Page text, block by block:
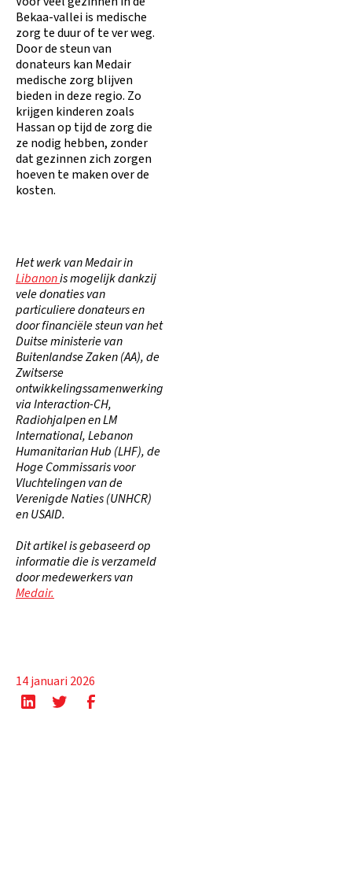
Bekaa-vallei is medische
zorg te duur of te ver weg.
Door de steun van
donateurs kan Medair
medische zorg blijven
bieden in deze regio. Zo
krijgen kinderen zoals
Hassan op tijd de zorg die
ze nodig hebben, zonder
dat gezinnen zich zorgen
hoeven te maken over de
kosten.
Het werk van Medair in
Libanonis mogelijk dankzij
vele donaties van
particuliere donateurs en
door financiële steun van het
Duitse ministerie van
Buitenlandse Zaken (AA), de
Zwitserse
ontwikkelingssamenwerking
via Interaction-CH,
Radiohjalpen en LM
International, Lebanon
Humanitarian Hub (LHF), de
Hoge Commissaris voor
Vluchtelingen van de
Verenigde Naties (UNHCR)
en USAID.
Dit artikel is gebaseerd op
informatie die is verzameld
door medewerkers van
Medair.
14 januari 2026